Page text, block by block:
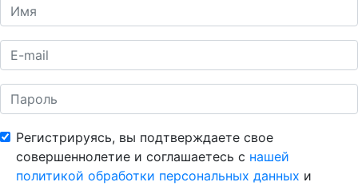
Регистрируясь, вы подтверждаете свое
совершеннолетие и соглашаетесь с нашей
политикой обработки персональных данных и